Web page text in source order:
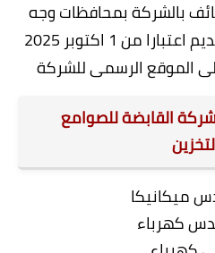
بالشركة بمحافظات وجه
بحرى وجه قبلى. يتم التقديم اعتبارا من 1 اكتوبر 2025
القابضة للصوامع